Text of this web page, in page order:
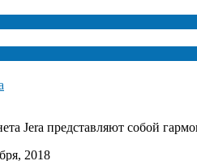
Jera представляют собой
2018